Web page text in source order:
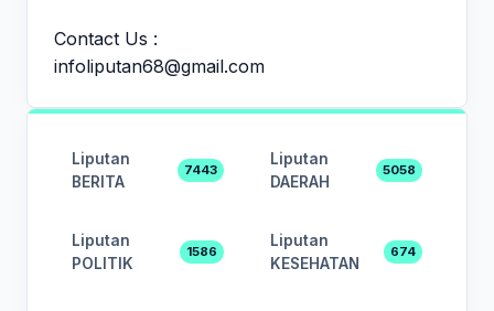
Contact Us :
infoliputan68@gmail.com
Liputan
BERITA
7443
Liputan
DAERAH
5058
Liputan
POLITIK
1586
Liputan
KESEHATAN
674